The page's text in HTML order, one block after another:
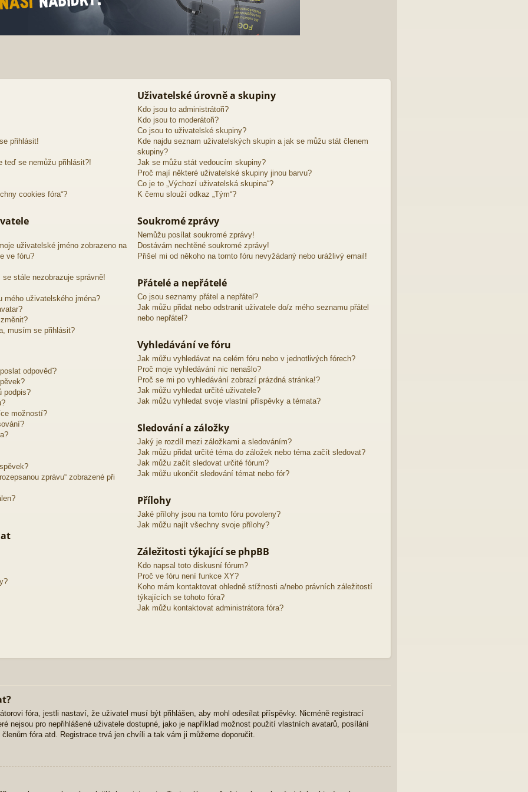
přihlásit!
teď se nemůžu přihlásit?!
cookies fóra“?
uživatelské jméno zobrazeno na
ve fóru?
stále nezobrazuje správně!
mého uživatelského jména?
musím se přihlásit?
odpověď?
podpis?
možností?
zprávu“ zobrazené při
Uživatelské úrovně a skupiny
Kdo jsou to administrátoři?
Kdo jsou to moderátoři?
Co jsou to uživatelské skupiny?
Kde najdu seznam uživatelských skupin a jak se můžu stát členem
skupiny?
Jak se můžu stát vedoucím skupiny?
Proč mají některé uživatelské skupiny jinou barvu?
Co je to „Výchozí uživatelská skupina“?
K čemu slouží odkaz „Tým“?
Soukromé zprávy
Nemůžu posílat soukromé zprávy!
Dostávám nechtěné soukromé zprávy!
Přišel mi od někoho na tomto fóru nevyžádaný nebo urážlivý email!
Přátelé a nepřátelé
Co jsou seznamy přátel a nepřátel?
Jak můžu přidat nebo odstranit uživatele do/z mého seznamu přátel
nebo nepřátel?
Vyhledávání ve fóru
Jak můžu vyhledávat na celém fóru nebo v jednotlivých fórech?
Proč moje vyhledávání nic nenašlo?
Proč se mi po vyhledávání zobrazí prázdná stránka!?
Jak můžu vyhledat určité uživatele?
Jak můžu vyhledat svoje vlastní příspěvky a témata?
Sledování a záložky
Jaký je rozdíl mezi záložkami a sledováním?
Jak můžu přidat určité téma do záložek nebo téma začít sledovat?
Jak můžu začít sledovat určité fórum?
Jak můžu ukončit sledování témat nebo fór?
Přílohy
Jaké přílohy jsou na tomto fóru povoleny?
Jak můžu najít všechny svoje přílohy?
Záležitosti týkající se phpBB
Kdo napsal toto diskusní fórum?
Proč ve fóru není funkce XY?
Koho mám kontaktovat ohledně stížnosti a/nebo právních záležitostí
týkajících se tohoto fóra?
Jak můžu kontaktovat administrátora fóra?
fóra, jestli nastaví, že uživatel musí být přihlášen, aby mohl odesílat příspěvky. Nicméně registrací
nejsou pro nepřihlášené uživatele dostupné, jako je například možnost použití vlastních avatarů, posílání
fóra atd. Registrace trvá jen chvíli a tak vám ji můžeme doporučit.